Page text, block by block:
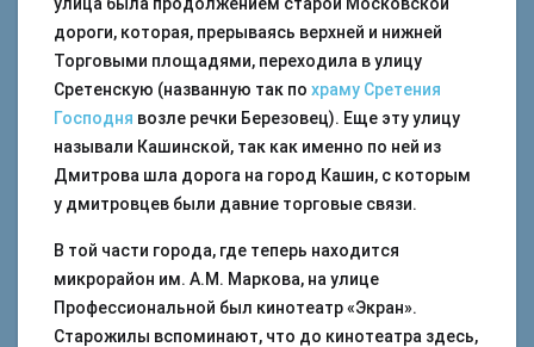
дороги, которая, прерываясь верхней и нижней
Торговыми площадями, переходила в улицу
Сретенскую (названную так по храму Сретения
Господня возле речки Березовец). Еще эту улицу
называли Кашинской, так как именно по ней из
Дмитрова шла дорога на город Кашин, с которым
у дмитровцев были давние торговые связи.
В той части города, где теперь находится
микрорайон им. А.М. Маркова, на улице
Профессиональной был кинотеатр «Экран».
Старожилы вспоминают, что до кинотеатра здесь,